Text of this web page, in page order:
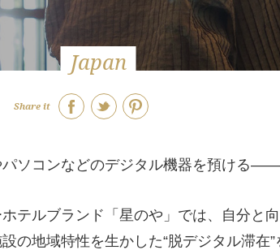
Japan
Share it
ソコンなどのデジタル機器を預ける
テルブランド「星のや」では、自分と
の地域特性を生かした“脱デジタル滞在”